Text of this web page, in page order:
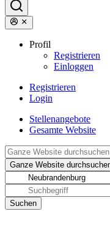
Profil
Registrieren
Einloggen
Registrieren
Login
Stellenangebote
Gesamte Website